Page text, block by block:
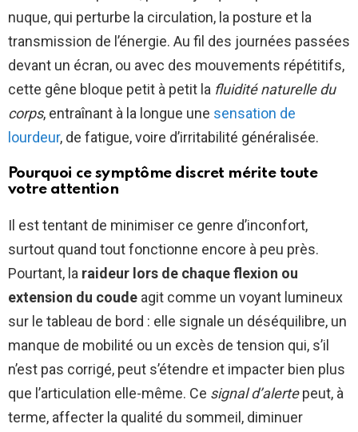
nuque, qui perturbe la circulation, la posture et la
transmission de l’énergie. Au fil des journées passées
devant un écran, ou avec des mouvements répétitifs,
cette gêne bloque petit à petit la fluidité naturelle du
corps, entraînant à la longue une sensation de
lourdeur, de fatigue, voire d’irritabilité généralisée.
Pourquoi ce symptôme discret mérite toute
votre attention
Il est tentant de minimiser ce genre d’inconfort,
surtout quand tout fonctionne encore à peu près.
Pourtant, la raideur lors de chaque flexion ou
extension du coude agit comme un voyant lumineux
sur le tableau de bord : elle signale un déséquilibre, un
manque de mobilité ou un excès de tension qui, s’il
n’est pas corrigé, peut s’étendre et impacter bien plus
que l’articulation elle-même. Ce signal d’alertepeut, à
terme, affecter la qualité du sommeil, diminuer